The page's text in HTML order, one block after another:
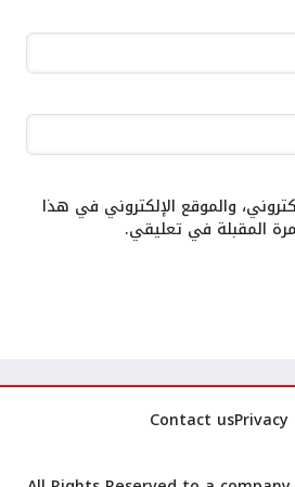
والموقع الإلكتروني في هذا
المقبلة في تعليقي.
Privacy
Contact us